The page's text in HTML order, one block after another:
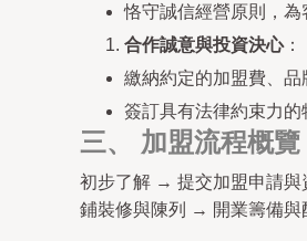
恪守誠信經營原則，為
合作誠意與投資決心：
繳納約定的加盟費、品
簽訂具有法律約束力的
三、 加盟流程概覽
初步了解 → 提交加盟申請
鋪裝修與陳列 → 開業籌備